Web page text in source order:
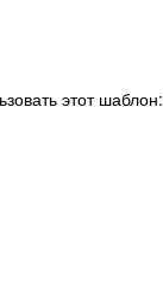
этот шаблон: